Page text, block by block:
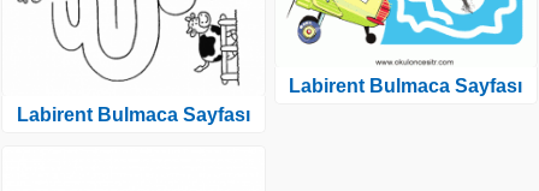
Labirent Bulmaca Sayfası
Labirent Bulmaca Sayfası